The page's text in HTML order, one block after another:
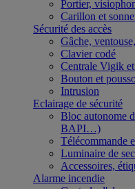
Portier,
Carillon et
Sécurité des accès
Gâche,
Clavier codé
Centrale Vigik et
Bouton et
Intrusion
Eclairage de sécurité
Bloc autonome
BAPI…)
Télécommande
Luminaire de
Accessoires,
Alarme incendie